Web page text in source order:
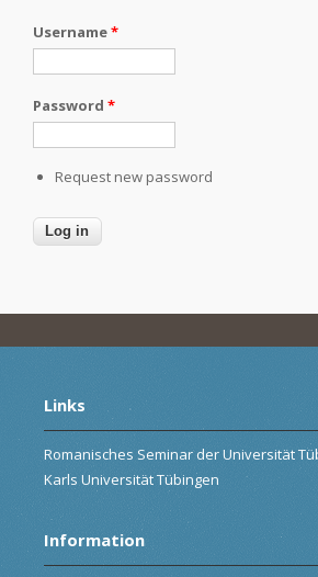
Username*
Password *
Request new password
Links
Romanisches Seminar der Universität
Karls Universität Tübingen
Information